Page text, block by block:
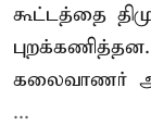
கூட்டத்தை
கலைவாணர்
...